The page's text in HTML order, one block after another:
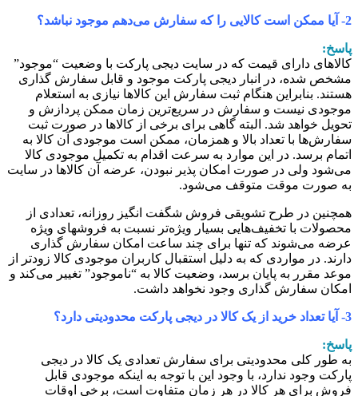
دارای قیمت که در سایت دیجی پارکت با وضعیت “موجود”
شده، در انبار دیجی پارکت موجود و قابل سفارش گذاری
بنابراین هنگام ثبت سفارش این کالاها نیازی به استعلام
نیست و سفارش در سریع‏‌ترین زمان ممکن پردازش و
خواهد شد. البته گاهی برای برخی از کالاها در صورت ثبت
با تعداد بالا و همزمان، ممکن است موجودی آن کالا به
برسد. در این موارد به سرعت اقدام به تکمیل موجودی کالا
ولی در صورت امکان پذیر نبودن، عرضه آن کالاها در سایت
صورت موقت متوقف می‌شود.
در طرح تشویقی فروش شگفت انگیز روزانه، تعدادی از
با تخفیف‏‌هایی بسیار ویژه‌‏تر نسبت به فروش‏های ویژه
می‏‌شوند که تنها برای چند ساعت امکان سفارش‏ گذاری
در مواردی که به دلیل استقبال کاربران موجودی کالا زودتر از
مقرر به پایان برسد، وضعیت کالا به “ناموجود” تغییر می‏‌کند و
سفارش گذاری وجود نخواهد داشت.
طور کلی محدودیتی برای سفارش تعدادی یک کالا در دیجی
وجود ندارد، با وجود این با توجه به اینکه موجودی قابل
برای هر کالا در هر زمان متفاوت است، برخی اوقات